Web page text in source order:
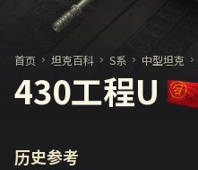
首页 坦克百科 S系 中型坦克
430工程U
历史参考